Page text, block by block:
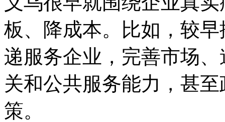
板、降成本。比如，较
递服务企业，完善市场
关和公共服务能力，甚
策。